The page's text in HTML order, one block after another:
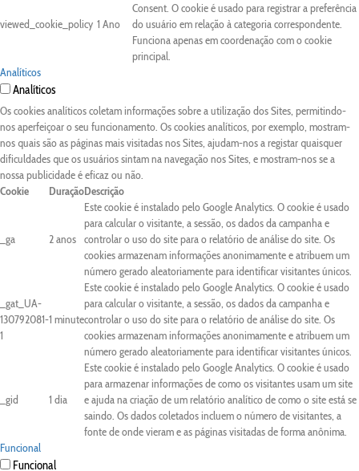
viewed_cookie_policy 1 Ano
Consent. O cookie é usado para registrar a preferência
do usuário em relação à categoria correspondente.
Funciona apenas em coordenação com o cookie
principal.
Analíticos
Analíticos
Os cookies analíticos coletam informações sobre a utilização dos Sites, permitindo-
nos aperfeiçoar o seu funcionamento. Os cookies analíticos, por exemplo, mostram-
nos quais são as páginas mais visitadas nos Sites, ajudam-nos a registar quaisquer
dificuldades que os usuários sintam na navegação nos Sites, e mostram-nos se a
nossa publicidade é eficaz ou não.
Cookie
DuraçãoDescrição
_ga 2 anos
Este cookie é instalado pelo Google Analytics. O cookie é usado
para calcular o visitante, a sessão, os dados da campanha e
controlar o uso do site para o relatório de análise do site. Os
cookies armazenam informações anonimamente e atribuem um
número gerado aleatoriamente para identificar visitantes únicos.
_gat_UA-
130792081-
1
1 minute
Este cookie é instalado pelo Google Analytics. O cookie é usado
para calcular o visitante, a sessão, os dados da campanha e
controlar o uso do site para o relatório de análise do site. Os
cookies armazenam informações anonimamente e atribuem um
número gerado aleatoriamente para identificar visitantes únicos.
_gid 1 dia
Este cookie é instalado pelo Google Analytics. O cookie é usado
para armazenar informações de como os visitantes usam um site
e ajuda na criação de um relatório analítico de como o site está se
saindo. Os dados coletados incluem o número de visitantes, a
fonte de onde vieram e as páginas visitadas de forma anônima.
Funcional
Funcional